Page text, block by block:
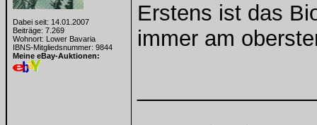
Dabei seit: 14.01.2007
Beiträge: 7.269
Wohnort: Lower Bavaria
IBNS-Mitgliedsnummer: 9844
Meine eBay-Auktionen:
Erstens ist das
immer am